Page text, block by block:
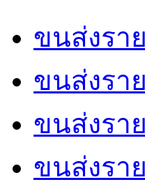
ขนส่งรา
ขนส่งรา
ขนส่งรา
ขนส่งรา